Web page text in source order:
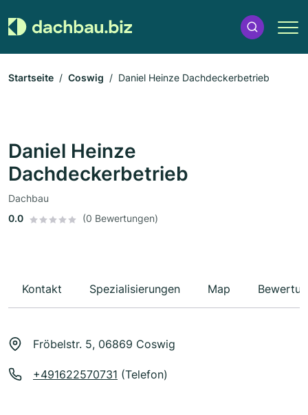
Startseite Coswig Daniel Heinze Dachdeckerbetrieb
Daniel Heinze
Dachdeckerbetrieb
Dachbau
0.0
(0 Bewertungen)
Kontakt Spezialisierungen Map
Fröbelstr. 5, 06869 Coswig
+491622570731 (Telefon)